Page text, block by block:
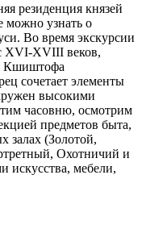
резиденция князей
можно узнать о
Во время экскурсии
XVI-XVIII веков,
Кшиштофа
сочетает элементы
высокими
часовню, осмотрим
предметов быта,
залах (Золотой,
Охотничий и
искусства, мебели,